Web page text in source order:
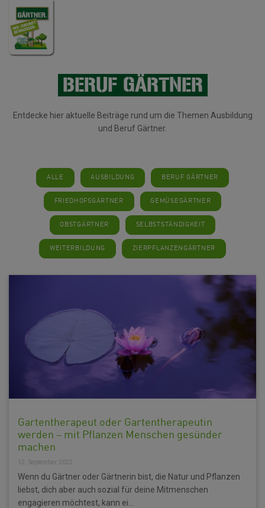
BERUF GÄRTNER
Entdecke hier aktuelle Beiträge rund um die Themen Ausbildung
und Beruf Gärtner.
ALLE AUSBILDUNG BERUF GÄRTNER
FRIEDHOFSGÄRTNER GEMÜSEGÄRTNER
OBSTGÄRTNER SELBSTSTÄNDIGKEIT
WEITERBILDUNG ZIERPFLANZENGÄRTNER
Gartentherapeut oder Gartentherapeutin
werden – mit Pflanzen Menschen gesünder
machen
12. September 2022
Wenn du Gärtner oder Gärtnerin bist, die Natur und Pflanzen
liebst, dich aber auch sozial für deine Mitmenschen
engagieren möchtest, kann ei...